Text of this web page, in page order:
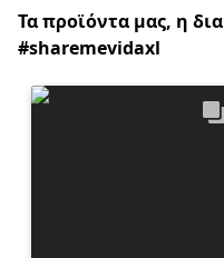
Τα προϊόντα μας, η
#sharemevidaxl